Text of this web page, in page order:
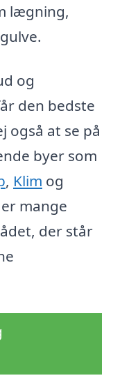
lægning,
og
den bedste
også at se på
byer som
, Klim og
mange
der står